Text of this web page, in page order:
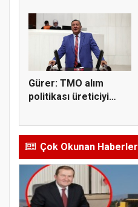
Gürer: TMO alım
politikası üreticiyi
Çok Okunan Haberler